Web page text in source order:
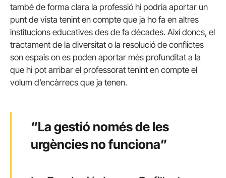
també de forma clara la professió hi podria aportar un
punt de vista tenint en compte que ja ho fa en altres
institucions educatives des de fa dècades. Així doncs, el
tractament de la diversitat o la resolució de conflictes
son espais on es poden aportar més profunditat a la
que hi pot arribar el professorat tenint en compte el
volum d’encàrrecs que ja tenen.
“La gestió només de les
urgències no funciona”